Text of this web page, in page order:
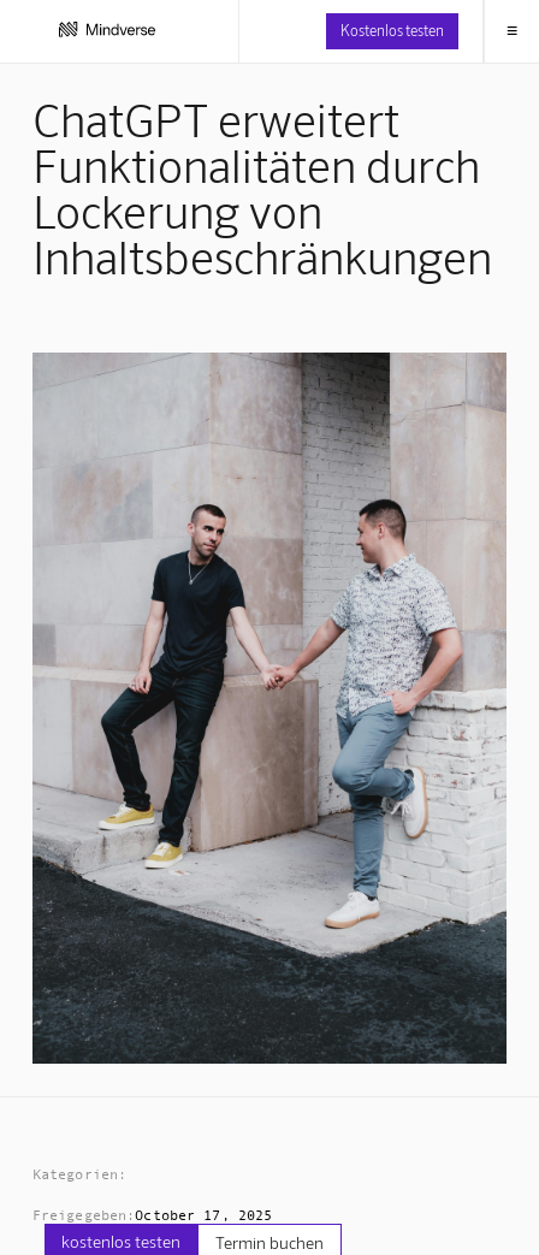
Kostenlos testen ≡
ChatGPT erweitert
Funktionalitäten durch
Lockerung von
Inhaltsbeschränkungen
Kategorien:
Freigegeben:October 17, 2025
kostenlos testen Termin buchen